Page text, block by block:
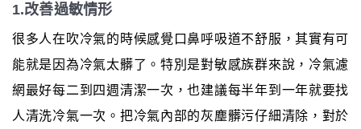
1.改善過敏情形
很多人在吹冷氣的時候感覺口鼻呼吸道不舒服，其實有可
能就是因為冷氣太髒了。特別是對敏感族群來說，冷氣濾
網最好每二到四週清潔一次，也建議每半年到一年就要找
人清洗冷氣一次。把冷氣內部的灰塵髒污仔細清除，對於